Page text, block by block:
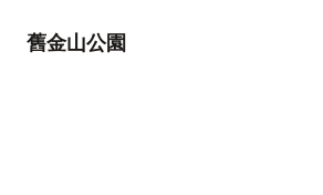
舊金山公園